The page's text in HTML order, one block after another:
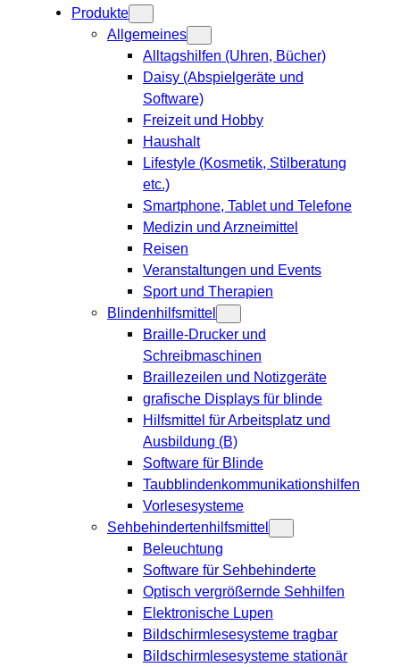
Produkte
Allgemeines
Alltagshilfen (Uhren, Bücher)
Daisy (Abspielgeräte und
Software)
Freizeit und Hobby
Haushalt
Lifestyle (Kosmetik, Stilberatung
etc.)
Smartphone, Tablet und Telefone
Medizin und Arzneimittel
Reisen
Veranstaltungen und Events
Sport und Therapien
Blindenhilfsmittel
Braille-Drucker und
Schreibmaschinen
Braillezeilen und Notizgeräte
grafische Displays für blinde
Hilfsmittel für Arbeitsplatz und
Ausbildung (B)
Software für Blinde
Taubblindenkommunikationshilfen
Vorlesesysteme
Sehbehindertenhilfsmittel
Beleuchtung
Software für Sehbehinderte
Optisch vergrößernde Sehhilfen
Elektronische Lupen
Bildschirmlesesysteme tragbar
Bildschirmlesesysteme stationär